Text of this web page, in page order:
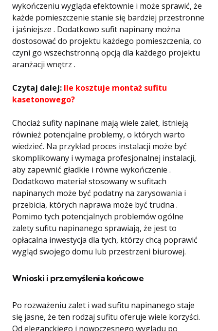
wykończeniu wygląda efektownie i może sprawić, że
każde pomieszczenie stanie się bardziej przestronne
i jaśniejsze . Dodatkowo sufit napinany można
dostosować do projektu każdego pomieszczenia, co
czyni go wszechstronną opcją dla każdego projektu
aranżacji wnętrz .
Czytaj dalej: Ile kosztuje montaż sufitu
kasetonowego?
Chociaż sufity napinane mają wiele zalet, istnieją
również potencjalne problemy, o których warto
wiedzieć. Na przykład proces instalacji może być
skomplikowany i wymaga profesjonalnej instalacji,
aby zapewnić gładkie i równe wykończenie .
Dodatkowo materiał stosowany w sufitach
napinanych może być podatny na zarysowania i
przebicia, których naprawa może być trudna .
Pomimo tych potencjalnych problemów ogólne
zalety sufitu napinanego sprawiają, że jest to
opłacalna inwestycja dla tych, którzy chcą poprawić
wygląd swojego domu lub przestrzeni biurowej.
Wnioski i przemyślenia końcowe
Po rozważeniu zalet i wad sufitu napinanego staje
się jasne, że ten rodzaj sufitu oferuje wiele korzyści.
Od eleganckiego i nowoczesnego wyglądu po